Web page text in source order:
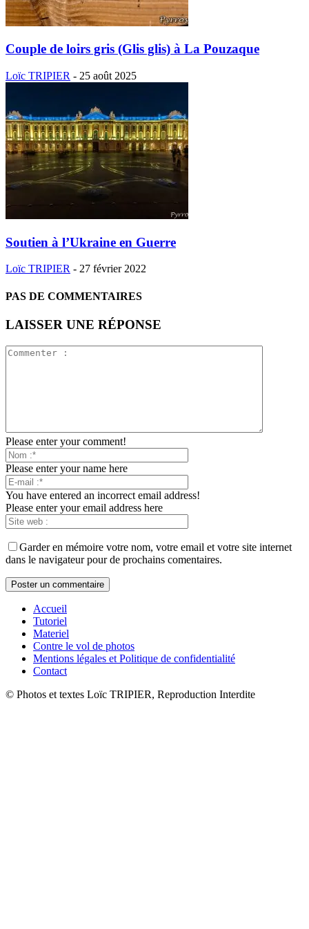
Couple de loirs gris (Glis glis) à La Pouzaque
Loïc TRIPIER - 25 août 2025
Soutien à l’Ukraine en Guerre
Loïc TRIPIER - 27 février 2022
PAS DE COMMENTAIRES
LAISSER UNE RÉPONSE
Please enter your comment!
Please enter your name here
You have entered an incorrect email address!
Please enter your email address here
Garder en mémoire votre nom, votre email et votre site internet
dans le navigateur pour de prochains comentaires.
Accueil
Tutoriel
Materiel
Contre le vol de photos
Mentions légales et Politique de confidentialité
Contact
© Photos et textes Loïc TRIPIER, Reproduction Interdite